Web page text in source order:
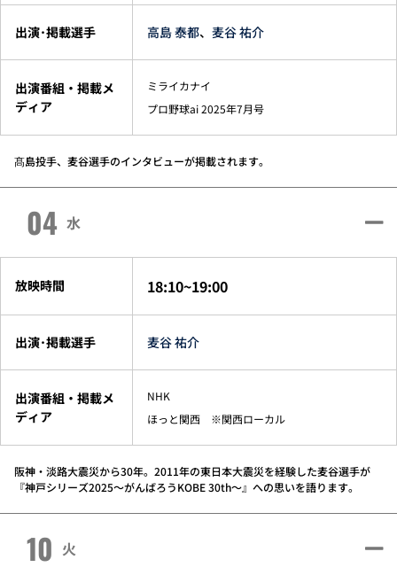
出演･掲載選手 高島 泰都、 麦谷 祐介
出演番組・掲載メ
ディア
ミライカナイ
プロ野球ai 2025年7月号
髙島投手、麦谷選手のインタビューが掲載されます。
04 水
放映時間 18:10~19:00
出演･掲載選手 麦谷 祐介
出演番組・掲載メ
ディア
NHK
ほっと関西 ※関西ローカル
阪神・淡路大震災から30年。2011年の東日本大震災を経験した麦谷選手が
『神戸シリーズ2025～がんばろうKOBE 30th～』への思いを語ります。
10 火